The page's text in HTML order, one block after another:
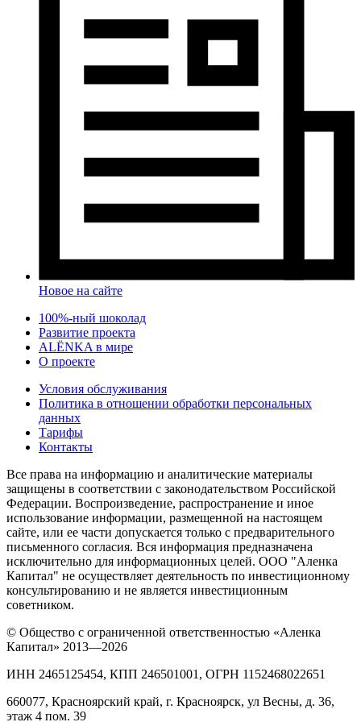
Новое на сайте
100%-ный шоколад
Развитие проекта
ALЁNKA в мире
О проекте
Условия обслуживания
Политика в отношении обработки персональных
данных
Тарифы
Контакты
Все права на информацию и аналитические материалы
защищены в соответствии с законодательством Российской
Федерации. Воспроизведение, распространение и иное
использование информации, размещенной на настоящем
сайте, или ее части допускается только с предварительного
письменного согласия. Вся информация предназначена
исключительно для информационных целей. ООО "Аленка
Капитал" не осуществляет деятельность по инвестиционному
консультированию и не является инвестиционным
советником.
© Общество с ограниченной ответственностью «Аленка
Капитал» 2013—2026
ИНН 2465125454, КПП 246501001, ОГРН 1152468022651
660077, Красноярский край, г. Красноярск, ул Весны, д. 36,
этаж 4 пом. 39